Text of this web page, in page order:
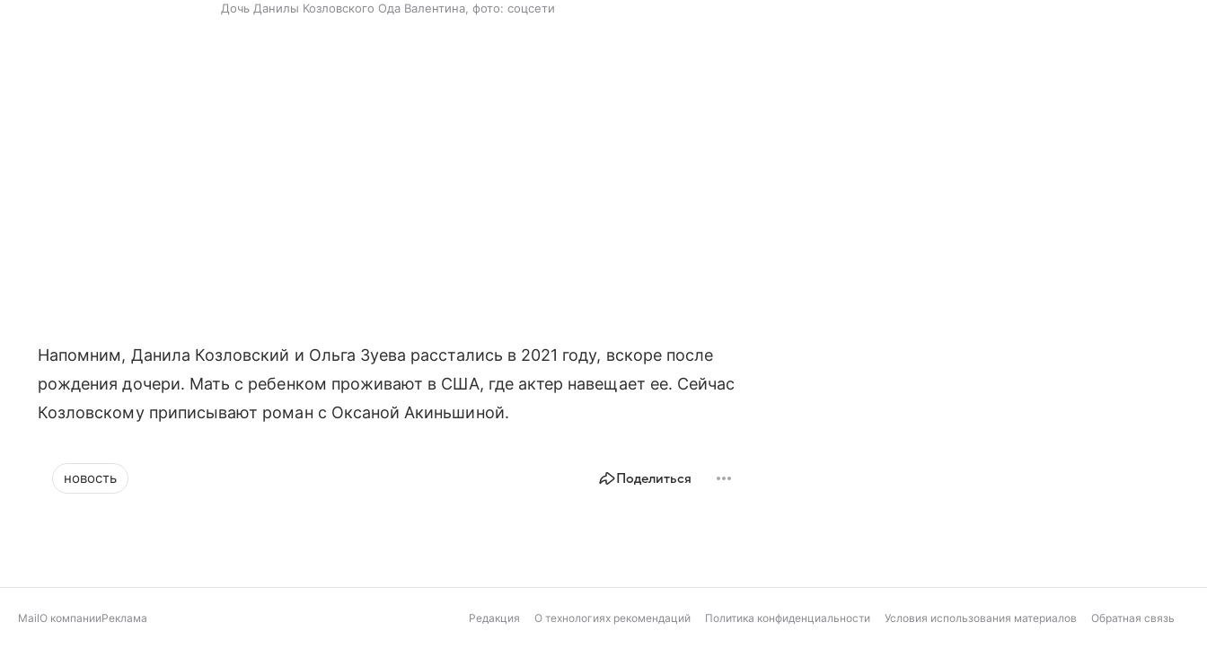
Дочь Данилы Козловского Ода Валентина, фото: соцсети
Напомним, Данила Козловский и Ольга Зуева расстались в 2021 году, вскоре после
рождения дочери. Мать с ребенком проживают в США, где актер навещает ее. Сейчас
Козловскому приписывают роман с Оксаной Акиньшиной.
новость Поделиться
MailО компанииРеклама Редакция О технологиях рекомендаций Политика конфиденциальности Условия использования материалов Обратная связь